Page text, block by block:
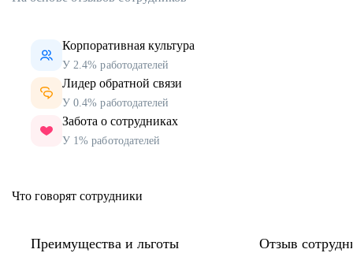
Корпоративная культура
У 2.4% работодателей
Лидер обратной связи
У 0.4% работодателей
Забота о сотрудниках
У 1% работодателей
Что говорят сотрудники
Преимущества и льготы
Отзыв